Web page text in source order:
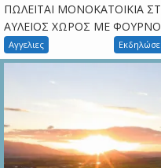
ΠΩΛΕΙΤΑΙ ΜΟΝΟΚΑΤΟΙΚΙΑ
ΑΥΛΕΙΟΣ ΧΩΡΟΣ ΜΕ
Αγγελιες